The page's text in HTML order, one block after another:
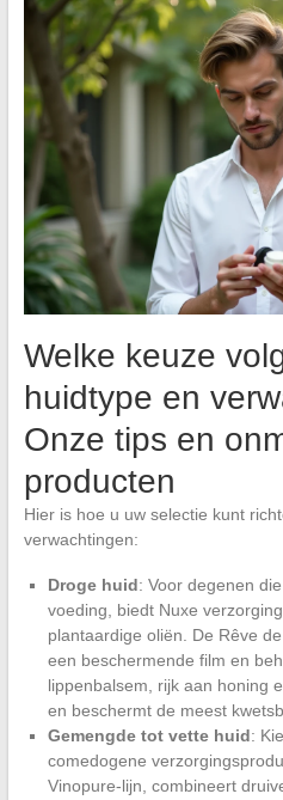
Welke keuze
huidtype en
Onze tips en
producten
Hier is hoe u uw selectie kunt
verwachtingen:
Droge huid: Voor degenen
voeding, biedt Nuxe
plantaardige oliën. De Rêve
een beschermende film en
lippenbalsem, rijk aan honing
en beschermt de meest
Gemengde tot vette huid:
comedogene
Vinopure-lijn, combineert